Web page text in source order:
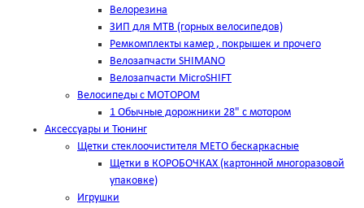
Велорезина
ЗИП для MTB (горных велосипедов)
Ремкомплекты камер , покрышек и прочего
Велозапчасти SHIMANO
Велозапчасти MicroSHIFT
Велосипеды с МОТОРОМ
1 Обычные дорожники 28" с мотором
Аксессуары и Тюнинг
Щетки стеклоочистителя METO бескаркасные
Щетки в КОРОБОЧКАХ (картонной многоразовой
упаковке)
Игрушки